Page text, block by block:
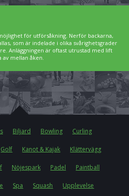
för utförsåkning. Nerför backarna,
som är indelade i olika svårighetsgrader
Anläggningen är oftast utrustad med lift
av mellan åken.
Biljard Bowling Curling
Golf Kanot & Kajak Klättervägg
Nöjespark Padel Paintball
Spa Squash Upplevelse